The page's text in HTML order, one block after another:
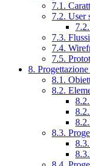
7.1.
7.2. User
7.3.
7.4.
7.5.
8.
8.1.
8.2.
8.3.